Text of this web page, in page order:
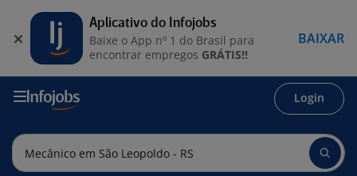
Login
Aplicativo do Infojobs
Baixe o App nº 1 do Brasil para
encontrar empregos GRÁTIS!!
BAIXAR